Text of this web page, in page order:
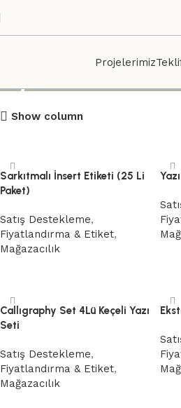
Projelerimiz
Fiyatlandırma
Show column
Sarkıtmalı İnsert Etiketi (25 Li
Paket)
Satış Destekleme,
Fiyatlandırma & Etiket,
Mağazacılık
Callıgraphy Set 4Lü Keçeli Yazı
Seti
Satış Destekleme,
Fiyatlandırma & Etiket,
Mağazacılık